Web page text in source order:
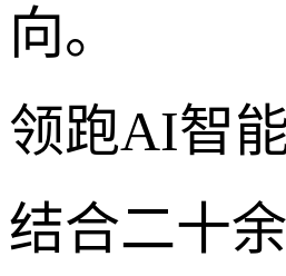
向。
领跑AI智
结合二十